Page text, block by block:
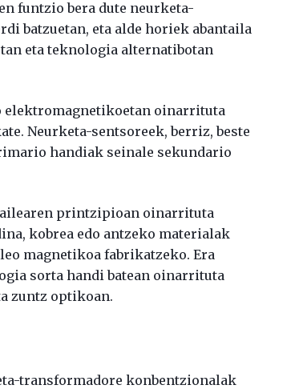
funtzio bera dute neurketa-
batzuetan, eta alde horiek abantaila
eta teknologia alternatibotan
oinarrituta
Neurketa-sentsoreek, berriz, beste
handiak seinale sekundario
printzipioan oinarrituta
kobrea edo antzeko materialak
magnetikoa fabrikatzeko. Era
sorta handi batean oinarrituta
zuntz optikoan.
transformadore konbentzionalak